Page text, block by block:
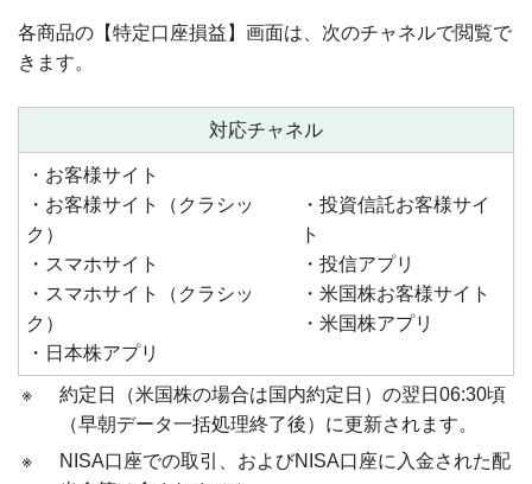
各商品の【特定口座損益】画面は、次のチャネルで閲覧で
きます。
対応チャネル
・お客様サイト
・お客様サイト（クラシッ
ク）
・スマホサイト
・スマホサイト（クラシッ
ク）
・日本株アプリ
・投資信託お客様サイ
ト
・投信アプリ
・米国株お客様サイト
・米国株アプリ
※
約定日（米国株の場合は国内約定日）の翌日06:30頃
（早朝データ一括処理終了後）に更新されます。
※
NISA口座での取引、およびNISA口座に入金された配